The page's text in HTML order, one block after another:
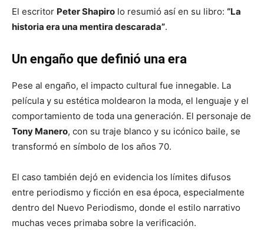
El escritor Peter Shapiro lo resumió así en su libro: “La
historia era una mentira descarada”.
Un engaño que definió una era
Pese al engaño, el impacto cultural fue innegable. La
película y su estética moldearon la moda, el lenguaje y el
comportamiento de toda una generación. El personaje de
Tony Manero, con su traje blanco y su icónico baile, se
transformó en símbolo de los años 70.
El caso también dejó en evidencia los límites difusos
entre periodismo y ficción en esa época, especialmente
dentro del Nuevo Periodismo, donde el estilo narrativo
muchas veces primaba sobre la verificación.